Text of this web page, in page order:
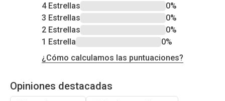
4 Estrellas
0%
3 Estrellas
0%
2 Estrellas
0%
1 Estrella
0%
¿Cómo calculamos las puntuaciones?
Opiniones destacadas